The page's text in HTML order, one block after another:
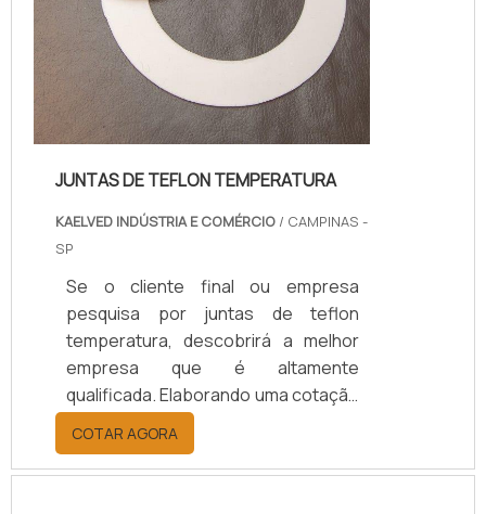
JUNTAS DE TEFLON TEMPERATURA
KAELVED INDÚSTRIA E COMÉRCIO / CAMPINAS -
SP
Se o cliente final ou empresa
pesquisa por juntas de teflon
temperatura, descobrirá a melhor
empresa que é altamente
qualificada. Elaborando uma cotação
por meio da plataforma e
descobrindo a melhor referência do
mercado.Sim, aqui é o lugar certo!
COTAR AGORA